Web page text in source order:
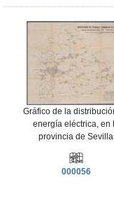
Gráfico de la
energía eléctrica, en
provincia de Sevilla
000056